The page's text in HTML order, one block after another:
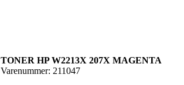
TONER HP W2213X 207X MAGENTA
Varenummer: 211047